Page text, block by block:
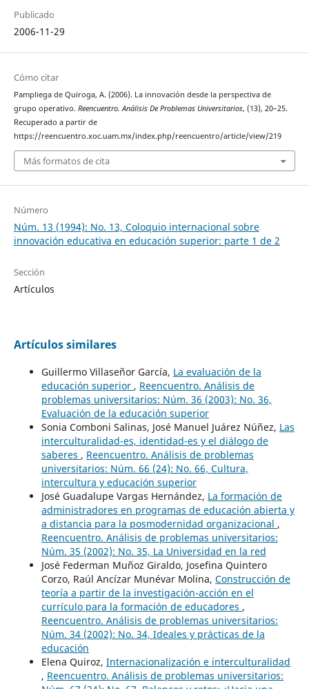
Publicado
2006-11-29
Cómo citar
Pampliega de Quiroga, A. (2006). La innovación desde la perspectiva de
grupo operativo. Reencuentro. Análisis De Problemas Universitarios, (13), 20–25.
Recuperado a partir de
https://reencuentro.xoc.uam.mx/index.php/reencuentro/article/view/219
Más formatos de cita
Número
Núm. 13 (1994): No. 13, Coloquio internacional sobre
innovación educativa en educación superior: parte 1 de 2
Sección
Artículos
Artículos similares
Guillermo Villaseñor García, La evaluación de la
educación superior , Reencuentro. Análisis de
problemas universitarios: Núm. 36 (2003): No. 36,
Evaluación de la educación superior
Sonia Comboni Salinas, José Manuel Juárez Núñez, Las
interculturalidad-es, identidad-es y el diálogo de
saberes , Reencuentro. Análisis de problemas
universitarios: Núm. 66 (24): No. 66, Cultura,
intercultura y educación superior
José Guadalupe Vargas Hernández, La formación de
administradores en programas de educación abierta y
a distancia para la posmodernidad organizacional ,
Reencuentro. Análisis de problemas universitarios:
Núm. 35 (2002): No. 35, La Universidad en la red
José Federman Muñoz Giraldo, Josefina Quintero
Corzo, Raúl Ancízar Munévar Molina, Construcción de
teoría a partir de la investigación-acción en el
currículo para la formación de educadores ,
Reencuentro. Análisis de problemas universitarios:
Núm. 34 (2002): No. 34, Ideales y prácticas de la
educación
Elena Quiroz, Internacionalización e interculturalidad
, Reencuentro. Análisis de problemas universitarios: